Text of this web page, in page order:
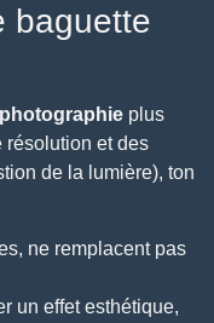
baguette
photographie plus
résolution et des
de la lumière), ton
ne remplacent pas
un effet esthétique,